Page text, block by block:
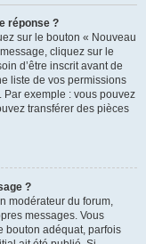
réponse ?
sur le bouton « Nouveau
cliquez sur le
d’être inscrit avant de
liste de vos permissions
Par exemple : vous pouvez
transférer des pièces
?
modérateur du forum,
messages. Vous
bouton adéquat, parfois